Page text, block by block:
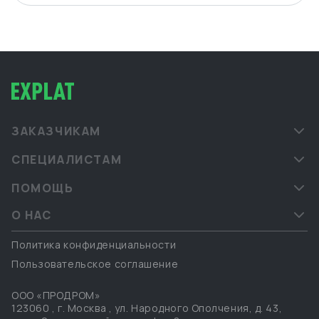
ЗАКАЗЧИКАМ
СПЕЦИАЛИСТАМ
ПОМОЩЬ
О НАС
Политика конфиденциальности
Пользовательское соглашение
ООО «ПРОДРОМ»
123060 , г. Москва , ул. Народного Ополчения, д. 43,